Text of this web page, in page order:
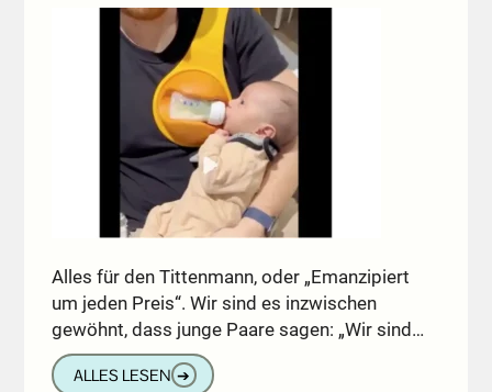
Alles für den Tittenmann, oder „Emanzipiert
um jeden Preis“. Wir sind es inzwischen
gewöhnt, dass junge Paare sagen: „Wir sind…
ALLES LESEN ➔